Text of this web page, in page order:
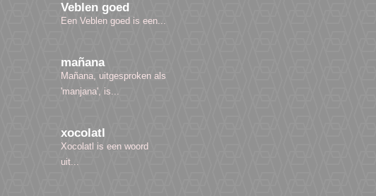
Veblen goed
Een Veblen goed is een...
mañana
Mañana, uitgesproken als
'manjana', is...
xocolatl
Xocolatl is een woord
uit...